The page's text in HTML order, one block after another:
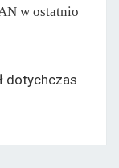
w ostatnio
dotychczas